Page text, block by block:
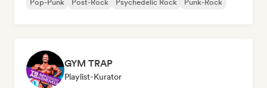
Pop-Punk
Post-Rock Psychedelic Rock Punk-Rock
GYM TRAP
Playlist-Kurator